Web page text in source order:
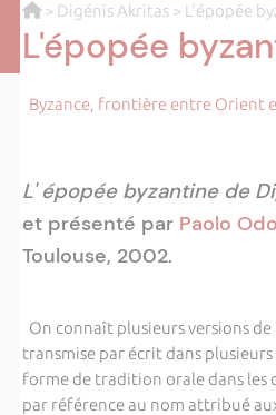
> Digénis Akritas> L'épopée
L'épopée
Byzance, frontière entre Orient
L' épopée byzantine de
et présenté par Paolo
Toulouse, 2002.
On connaît plusieurs versions de
transmise par écrit dans plusieurs
forme de tradition orale dans les
par référence au nom attribué